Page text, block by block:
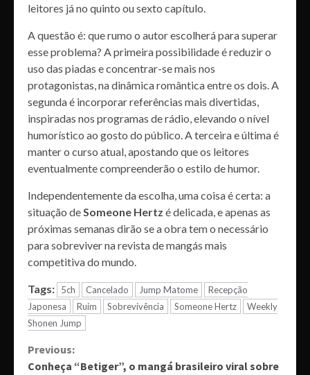
leitores já no quinto ou sexto capítulo.
A questão é: que rumo o autor escolherá para superar
esse problema? A primeira possibilidade é reduzir o
uso das piadas e concentrar-se mais nos
protagonistas, na dinâmica romântica entre os dois. A
segunda é incorporar referências mais divertidas,
inspiradas nos programas de rádio, elevando o nível
humorístico ao gosto do público. A terceira e última é
manter o curso atual, apostando que os leitores
eventualmente compreenderão o estilo de humor.
Independentemente da escolha, uma coisa é certa: a
situação de Someone Hertz é delicada, e apenas as
próximas semanas dirão se a obra tem o necessário
para sobreviver na revista de mangás mais
competitiva do mundo.
Tags: 5ch Cancelado Jump Matome
Recepção
Japonesa
Ruim Sobrevivência Someone Hertz
Weekly
Shonen Jump
Continue
Previous:
Conheça “Betiger”, o mangá brasileiro viral sobre